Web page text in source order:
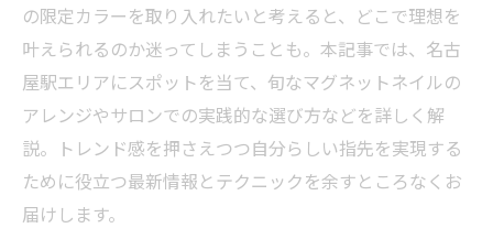
の限定カラーを取り入れたいと考えると、どこで理想を
叶えられるのか迷ってしまうことも。本記事では、名古
屋駅エリアにスポットを当て、旬なマグネットネイルの
アレンジやサロンでの実践的な選び方などを詳しく解
説。トレンド感を押さえつつ自分らしい指先を実現する
ために役立つ最新情報とテクニックを余すところなくお
届けします。